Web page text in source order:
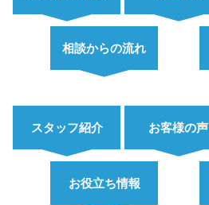
相談からの流れ
スタッフ紹介 お客様の声
お役立ち情報